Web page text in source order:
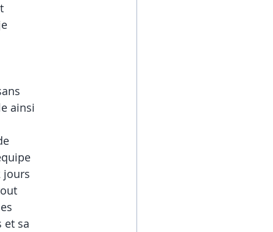
ainsi
jours
et sa